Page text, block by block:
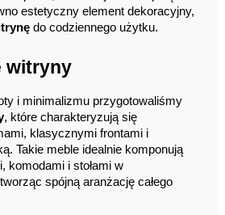
estetyczny element dekoracyjny,
do codziennego użytku.
witryny
, które charakteryzują się
klasycznymi frontami i
Takie meble idealnie komponują
komodami i stołami w
spójną aranżację całego